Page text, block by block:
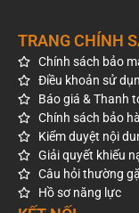
TRANG CHÍNH
Chính sách bảo
Điều khoản sử
Báo giá & Thanh
Chính sách bảo
Kiểm duyệt nội
Giải quyết khiếu
Câu hỏi thường
Hồ sơ năng lực